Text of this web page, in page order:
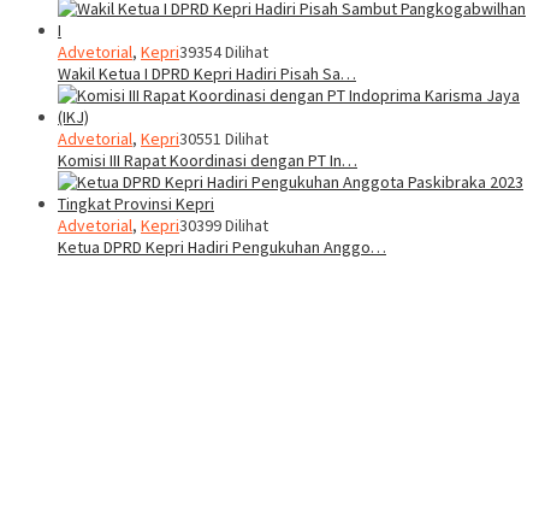
Advetorial, Kepri39354 Dilihat
Wakil Ketua I DPRD Kepri Hadiri Pisah Sa…
Advetorial, Kepri30551 Dilihat
Komisi III Rapat Koordinasi dengan PT In…
Advetorial, Kepri30399 Dilihat
Ketua DPRD Kepri Hadiri Pengukuhan Anggo…